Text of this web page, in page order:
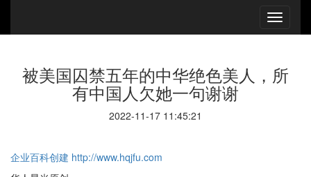
被美国囚禁五年的中华绝色美人，所
有中国人欠她一句谢谢
2022-11-17 11:45:21
企业百科创建 http://www.hqjfu.com